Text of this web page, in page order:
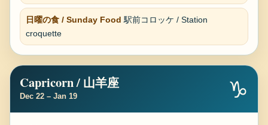
日曜の食 / Sunday Food 駅前コロッケ / Station
croquette
Capricorn / 山羊座
Dec 22 – Jan 19 ♑